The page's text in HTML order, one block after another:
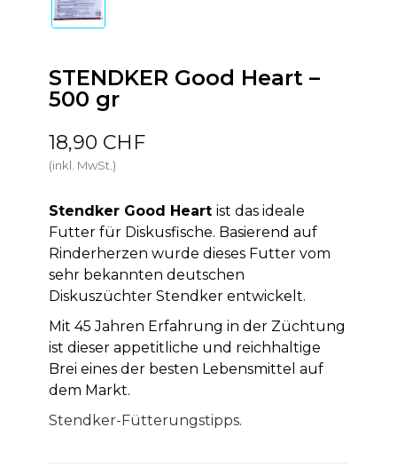
STENDKER Good Heart –
500 gr
18,90 CHF
(inkl. MwSt.)
Stendker Good Heart ist das ideale
Futter für Diskusfische. Basierend auf
Rinderherzen wurde dieses Futter vom
sehr bekannten deutschen
Diskuszüchter Stendker entwickelt.
Mit 45 Jahren Erfahrung in der Züchtung
ist dieser appetitliche und reichhaltige
Brei eines der besten Lebensmittel auf
dem Markt.
Stendker-Fütterungstipps.